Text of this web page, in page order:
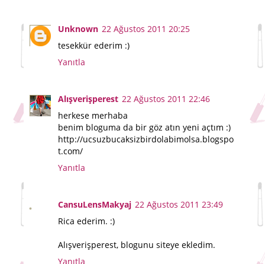
Unknown 22 Ağustos 2011 20:25
tesekkür ederim :)
Yanıtla
Alışverişperest 22 Ağustos 2011 22:46
herkese merhaba
benim bloguma da bir göz atın yeni açtım :)
http://ucsuzbucaksizbirdolabimolsa.blogspo
t.com/
Yanıtla
CansuLensMakyaj 22 Ağustos 2011 23:49
Rica ederim. :)
Alışverişperest, blogunu siteye ekledim.
Yanıtla